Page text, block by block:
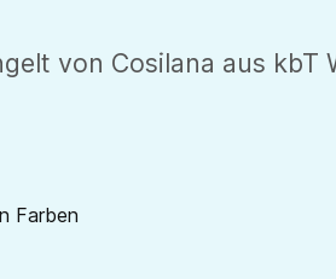
von Cosilana aus
Farben